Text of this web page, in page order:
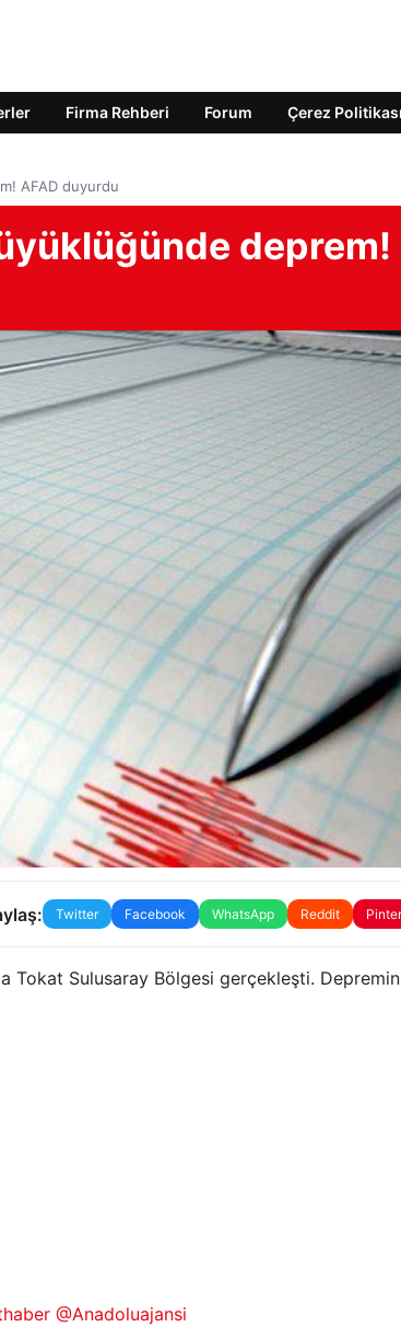
Firma Rehberi Forum Çerez Politikası
AFAD duyurdu
deprem!
Twitter Facebook WhatsApp Reddit
Tokat Sulusaray Bölgesi gerçekleşti. Depremin
@Anadoluajansi